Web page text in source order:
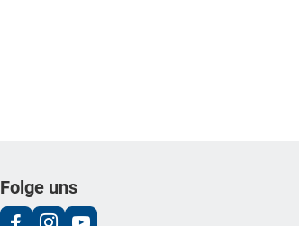
Folge uns